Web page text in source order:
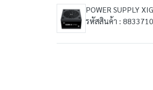
POWER SUPPLY
รหัสสินค้า :